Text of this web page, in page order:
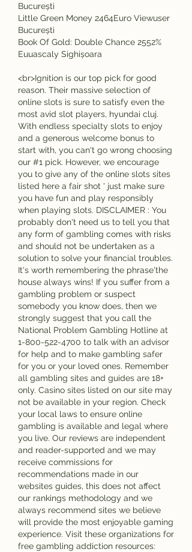
București
Little Green Money 2464Euro Viewuser
București
Book Of Gold: Double Chance 2552%
Euuascaly Sighișoara
<br>Ignition is our top pick for good
reason. Their massive selection of
online slots is sure to satisfy even the
most avid slot players, hyundai cluj.
With endless specialty slots to enjoy
and a generous welcome bonus to
start with, you can't go wrong choosing
our #1 pick. However, we encourage
you to give any of the online slots sites
listed here a fair shot ' just make sure
you have fun and play responsibly
when playing slots. DISCLAIMER : You
probably don't need us to tell you that
any form of gambling comes with risks
and should not be undertaken as a
solution to solve your financial troubles.
It's worth remembering the phrase'the
house always wins! If you suffer from a
gambling problem or suspect
somebody you know does, then we
strongly suggest that you call the
National Problem Gambling Hotline at
1-800-522-4700 to talk with an advisor
for help and to make gambling safer
for you or your loved ones. Remember
all gambling sites and guides are 18+
only. Casino sites listed on our site may
not be available in your region. Check
your local laws to ensure online
gambling is available and legal where
you live. Our reviews are independent
and reader-supported and we may
receive commissions for
recommendations made in our
websites guides, this does not affect
our rankings methodology and we
always recommend sites we believe
will provide the most enjoyable gaming
experience. Visit these organizations for
free gambling addiction resources: